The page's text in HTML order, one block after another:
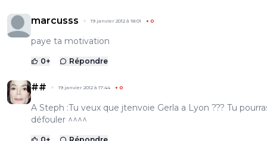
marcusss 19 janvier 2012 à 18:01 + 0
paye ta motivation
0+ Répondre
## 19 janvier 2012 à 17:44 + 0
A Steph :Tu veux que jtenvoie Gerla a Lyon ??? Tu
défouler ^^^^